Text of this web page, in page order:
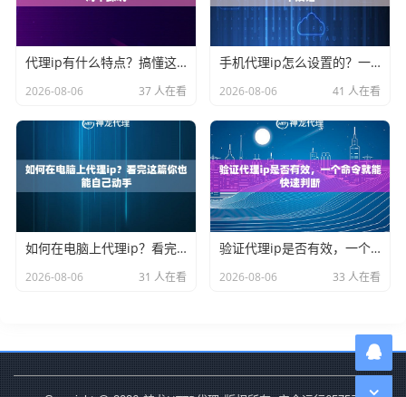
代理ip有什么特点？搞懂这些才能选对不踩坑
2026-08-06 37 人在看
手机代理ip怎么设置的？一分钟搞定不废话
2026-08-06 41 人在看
如何在电脑上代理ip？看完这篇你也能自己动手
2026-08-06 31 人在看
验证代理ip是否有效，一个命令就能快速判断
2026-08-06 33 人在看